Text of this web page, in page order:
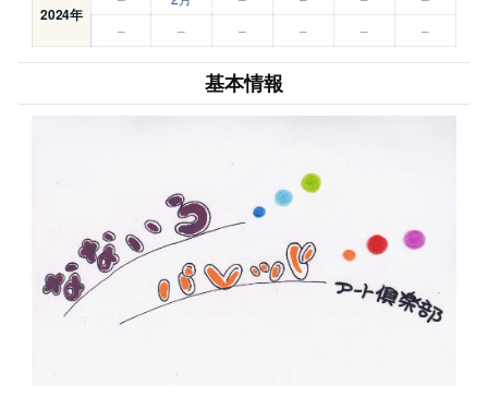
2024年
–
– – – – –
基本情報